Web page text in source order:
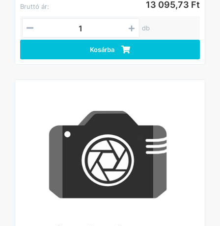
Bruttó ár: 13 095,73 Ft
db
Kosárba